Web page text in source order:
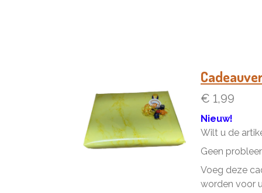
€ 1,99
Nieuw!
Wilt u de
Geen
Voeg deze
worden voor